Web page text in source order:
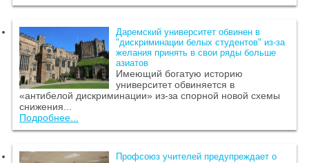
Даремский университет обвинен в
"дискриминации белых студентов" из-за
желания принять в свои ряды больше
азиатов
Имеющий богатую историю
университет обвиняется в
«антибелой дискриминации» из-за спорной новой схемы
снижения...
Подробнее...
Профсоюз учителей предупреждает о